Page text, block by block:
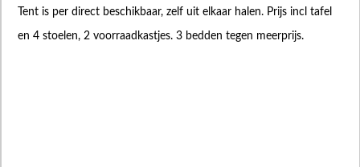
Tent is per direct beschikbaar, zelf uit elkaar halen. Prijs incl tafel
en 4 stoelen, 2 voorraadkastjes. 3 bedden tegen meerprijs.